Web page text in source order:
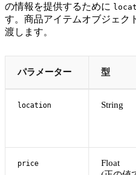
の情報を提供するために
す。商品アイテムオブジェク
渡します。
パラメーター 型
location String
price
Float